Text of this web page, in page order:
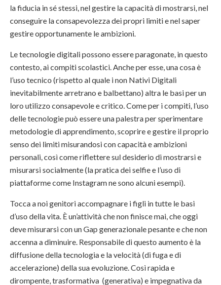
la fiducia in sé stessi, nel gestire la capacità di mostrarsi, nel
conseguire la consapevolezza dei propri limiti e nel saper
gestire opportunamente le ambizioni.
Le tecnologie digitali possono essere paragonate, in questo
contesto, ai compiti scolastici. Anche per esse, una cosa è
l’uso tecnico (rispetto al quale i non Nativi Digitali
inevitabilmente arretrano e balbettano) altra le basi per un
loro utilizzo consapevole e critico. Come per i compiti, l’uso
delle tecnologie può essere una palestra per sperimentare
metodologie di apprendimento, scoprire e gestire il proprio
senso dei limiti misurandosi con capacità e ambizioni
personali, così come riflettere sul desiderio di mostrarsi e
misurarsi socialmente (la pratica dei selfie e l’uso di
piattaforme come Instagram ne sono alcuni esempi).
Tocca a noi genitori accompagnare i figli in tutte le basi
d’uso della vita. È un’attività che non finisce mai, che oggi
deve misurarsi con un Gap generazionale pesante e che non
accenna a diminuire. Responsabile di questo aumento è la
diffusione della tecnologia e la velocità (di fuga e di
accelerazione) della sua evoluzione. Così rapida e
dirompente, trasformativa (generativa) e impegnativa da